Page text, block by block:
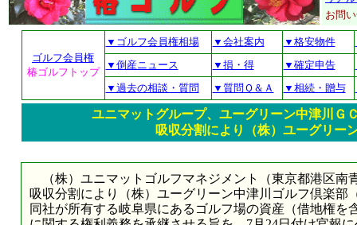
お問
ゴルフ会員権
椿ゴルフトップ
▼ゴルフ会員権相場 ▼会社案内 ▼格安物件
▼倒産ニュース
▼損・得 ▼確定申告
▼過去の相談・質問
▼質問Ｑ＆Ａ ▼相続・贈与
ユニマットグループ、ユーグリーン中津川Ｇ
吸収分割により（株）ユーグリー
（株）ユニマットゴルフマネジメント（東京都港区南
吸収分割により（株）ユーグリーン中津川ゴルフ倶楽部
同社が所有する岐阜県にあるゴルフ場の資産（借地権を